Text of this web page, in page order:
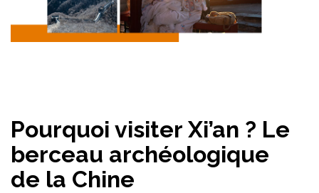
Pourquoi visiter Xi’an ? Le
berceau archéologique
de la Chine